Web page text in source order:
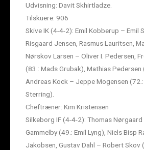
Udvisning: Davit Skhirtladze.
Tilskuere: 906
Skive IK (4-4-2): Emil Kobberup – Emil
Risgaard Jensen, Rasmus Lauritsen,
Nørskov Larsen – Oliver I. Pedersen,
(83.: Mads Grubak), Mathias Pedersen
Andreas Kock – Jeppe Mogensen
Sterring).
Cheftræner: Kim Kristensen
Silkeborg IF (4-4-2): Thomas
Gammelby (49.: Emil Lyng), Niels Bisp
Jakobsen, Gustav Dahl – Robert Skov